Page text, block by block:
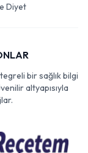
Diyet
bir sağlık bilgi
altyapısıyla